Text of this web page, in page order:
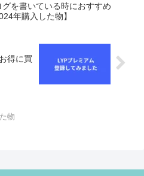
グを書いている時におすすめ
年購入した物】
得に買
物